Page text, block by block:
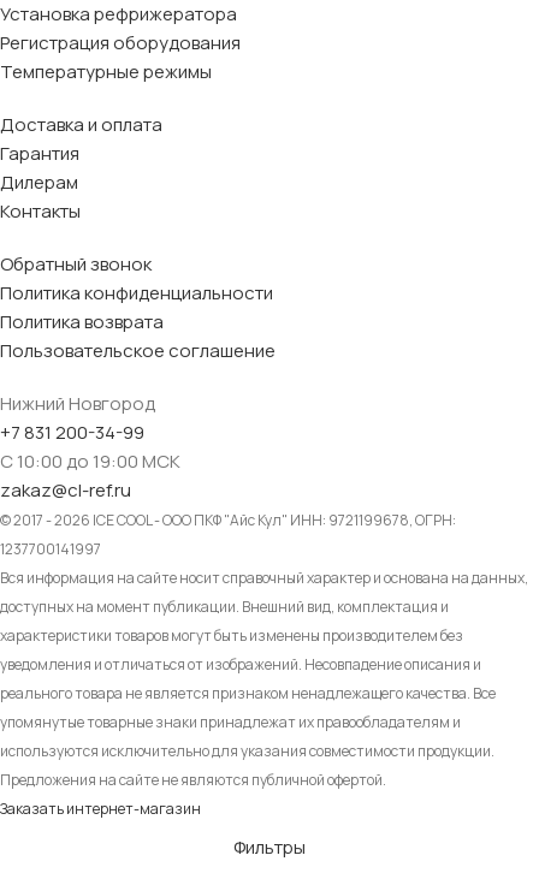
Установка рефрижератора
Регистрация оборудования
Температурные режимы
Доставка и оплата
Гарантия
Дилерам
Контакты
Обратный звонок
Политика конфиденциальности
Политика возврата
Пользовательское соглашение
Нижний Новгород
+7 831 200-34-99
С 10:00 до 19:00 МСК
zakaz@cl-ref.ru
© 2017 - 2026 ICE COOL - ООО ПКФ "Айс Кул" ИНН: 9721199678, ОГРН:
1237700141997
Вся информация на сайте носит справочный характер и основана на данных,
доступных на момент публикации. Внешний вид, комплектация и
характеристики товаров могут быть изменены производителем без
уведомления и отличаться от изображений. Несовпадение описания и
реального товара не является признаком ненадлежащего качества. Все
упомянутые товарные знаки принадлежат их правообладателям и
используются исключительно для указания совместимости продукции.
Предложения на сайте не являются публичной офертой.
Заказать интернет-магазин
Фильтры